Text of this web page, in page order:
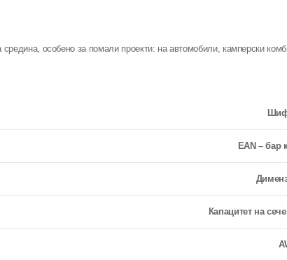
особено за помали проекти: на автомобили, камперски
EAN – бар
Капацитет на